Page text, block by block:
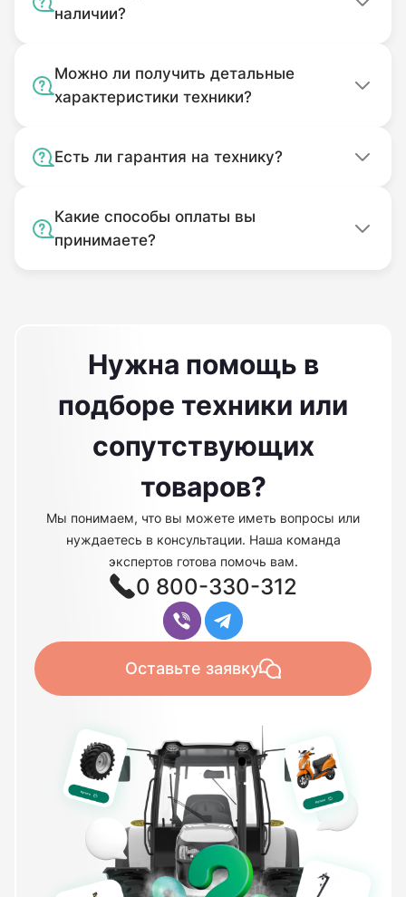
наличии?
Можно ли получить детальные
характеристики техники?
Есть ли гарантия на технику?
Какие способы оплаты вы
принимаете?
Нужна помощь в
подборе техники или
сопутствующих
товаров?
Мы понимаем, что вы можете иметь вопросы или
нуждаетесь в консультации. Наша команда
экспертов готова помочь вам.
0 800-330-312
Оставьте заявку